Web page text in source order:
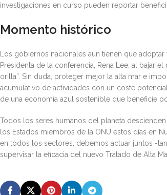
investigaciones en curso pueden reportar
Momento histórico
Los gobiernos nacionales aún tienen que
Presidenta de la conferencia, Rena Lee, al bajar
orilla”. Sin duda, proteger mejor la alta mar e
acumulativo de actividades con un coste
de una economía azul sostenible que beneficie
Todos los seres humanos del planeta
los Estados miembros de la ONU estos días en
en todos los sectores, debemos actuar juntos -
supervisar la eficacia del nuevo Tratado de Alta